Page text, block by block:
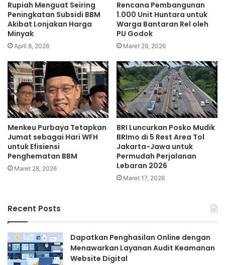
Rupiah Menguat Seiring
Peningkatan Subsidi BBM
Akibat Lonjakan Harga
Minyak
April 8, 2026
Rencana Pembangunan
1.000 Unit Huntara untuk
Warga Bantaran Rel oleh
PU Godok
Maret 29, 2026
Menkeu Purbaya Tetapkan
Jumat sebagai Hari WFH
untuk Efisiensi
Penghematan BBM
Maret 28, 2026
BRI Luncurkan Posko Mudik
BRImo di 5 Rest Area Tol
Jakarta-Jawa untuk
Permudah Perjalanan
Lebaran 2026
Maret 17, 2026
Recent Posts
Dapatkan Penghasilan Online dengan
Menawarkan Layanan Audit Keamanan
Website Digital